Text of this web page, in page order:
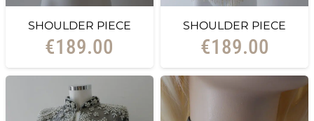
SHOULDER PIECE
€189.00
SHOULDER PIECE
€189.00